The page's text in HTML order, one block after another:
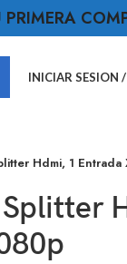
INICIAR SESION
Hdmi, 1 Entrada